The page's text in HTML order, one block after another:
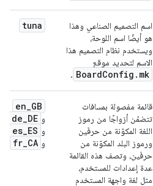
اسم التصميم الصناعي وهذا
هو أيضًا اسم اللوحة،
ويستخدم نظام التصميم هذا
الاسم لتحديد موقع
BoardConfig . mk
.
tuna
قائمة مفصولة بمسافات
تتضمّن أزواجًا من رموز
اللغة المكوّنة من حرفَين
ورموز البلد المكوّنة من
حرفَين، وتصف هذه القائمة
عدة إعدادات للمستخدم،
مثل لغة واجهة المستخدم
en_GB
و de_DE
و es_ES
و fr_CA